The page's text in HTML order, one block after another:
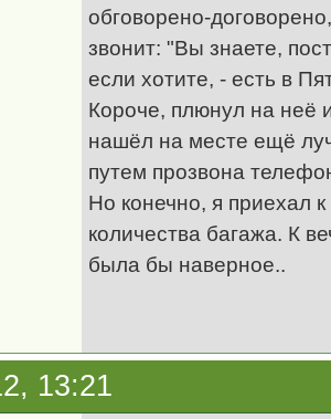
обговорено-
звонит: "Вы знаете,
если хотите, - есть в
Короче, плюнул на неё
нашёл на месте ещё
путем прозвона
Но конечно, я приехал
количества багажа. К
была бы наверное..
13:21